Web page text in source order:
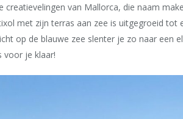
creatievelingen van Mallorca, die naam
met zijn terras aan zee is uitgegroeid tot
op de blauwe zee slenter je zo naar een
voor je klaar!